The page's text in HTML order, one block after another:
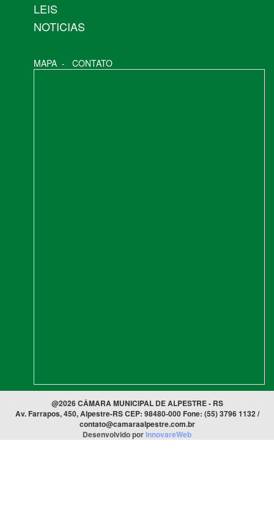
LEIS
NOTICIAS
MAPA - CONTATO
@2026 CÂMARA MUNICIPAL DE ALPESTRE - RS
Av. Farrapos, 450, Alpestre-RS CEP: 98480-000 Fone: (55) 3796 1132 /
contato@camaraalpestre.com.br
Desenvolvido porInnovareWeb